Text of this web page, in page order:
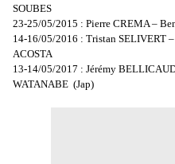
SOUBES
23-25/05/2015 : Pierre CREMA –
14-16/05/2016 : Tristan SELIVERT
ACOSTA
13-14/05/2017 : Jérémy
WATANABE (Jap)